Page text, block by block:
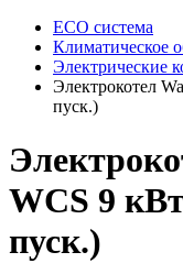
ECO система
Климатическое
Электрические
Электрокотел
пуск.)
WCS 9
пуск.)